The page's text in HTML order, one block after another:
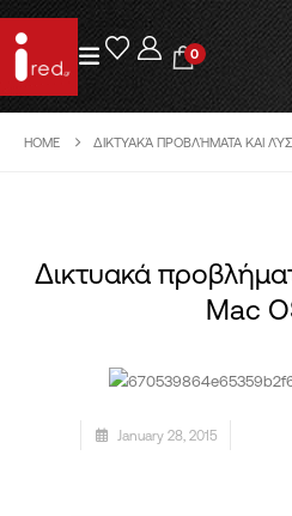
0
HOME ΔΙΚΤΥΑΚΆ ΠΡΟΒΛΉΜΑΤΑ ΚΑΙ
Δικτυακά
Mac
January 28, 2015